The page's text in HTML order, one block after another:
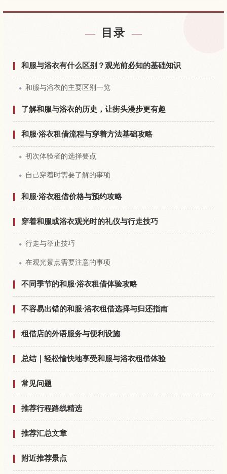
目录
和服与浴衣有什么区别？观光前必知的基础知识
和服与浴衣的主要区别一览
了解和服与浴衣的历史，让街头漫步更有趣
和服·浴衣租借流程与穿着方法基础攻略
初次体验者的选择要点
自己穿着时需要了解的事项
和服·浴衣租借价格与预约攻略
穿着和服或浴衣观光时的礼仪与行走技巧
行走与举止技巧
在观光景点需要注意的事项
不同季节的和服·浴衣租借体验攻略
不容易出错的和服·浴衣租借选择与归还指南
租借店的外语服务与便利设施
总结｜轻松愉快地享受和服与浴衣租借体验
常见问题
推荐行程路线精选
推荐汇总文章
附近推荐景点